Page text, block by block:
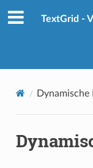
TextGrid -
Dynamische